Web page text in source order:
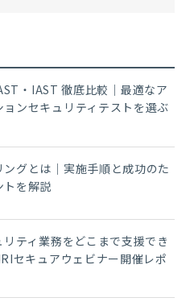
・IAST 徹底比較｜最適なア
ョンセキュリティテストを選ぶ
ングとは｜実施手順と成功のた
トを解説
ティ業務をどこまで支援でき
セキュアウェビナー開催レポ